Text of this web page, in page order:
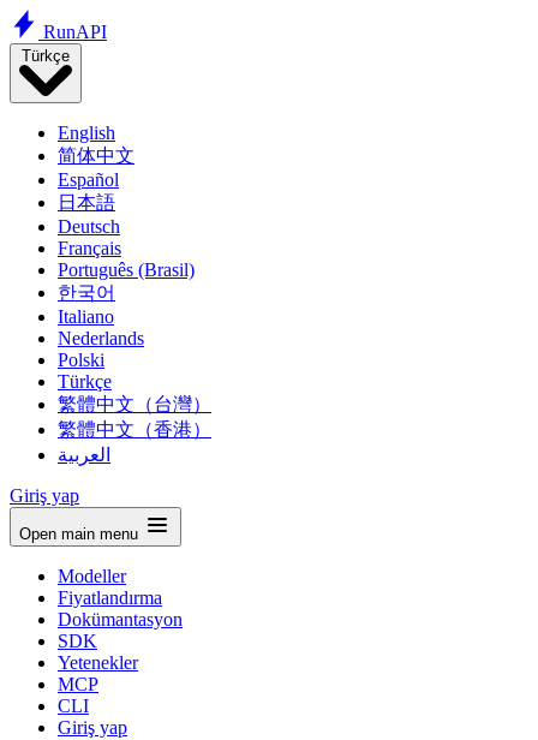
RunAPI
Türkçe
English
简体中文
Español
日本語
Deutsch
Français
Português (Brasil)
한국어
Italiano
Nederlands
Polski
Türkçe
繁體中文（台灣）
繁體中文（香港）
العربية
Giriş yap
Open main menu
Modeller
Fiyatlandırma
Dokümantasyon
SDK
Yetenekler
MCP
CLI
Giriş yap